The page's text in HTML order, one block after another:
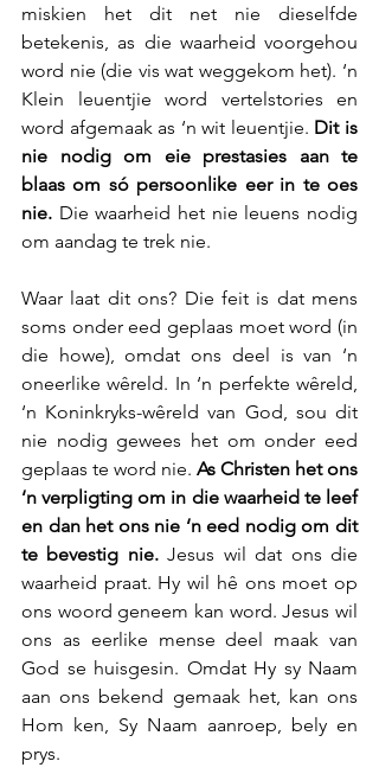
miskien het dit net nie dieselfde
betekenis, as die waarheid voorgehou
word nie (die vis wat weggekom het). ‘n
Klein leuentjie word vertelstories en
word afgemaak as ‘n wit leuentjie. Dit is
nie nodig om eie prestasies aan te
blaas om só persoonlike eer in te oes
nie. Die waarheid het nie leuens nodig
om aandag te trek nie.
Waar laat dit ons? Die feit is dat mens
soms onder eed geplaas moet word (in
die howe), omdat ons deel is van ‘n
oneerlike wêreld. In ‘n perfekte wêreld,
‘n Koninkryks-wêreld van God, sou dit
nie nodig gewees het om onder eed
geplaas te word nie. As Christen het ons
‘n verpligting om in die waarheid te leef
en dan het ons nie ‘n eed nodig om dit
te bevestig nie. Jesus wil dat ons die
waarheid praat. Hy wil hê ons moet op
ons woord geneem kan word. Jesus wil
ons as eerlike mense deel maak van
God se huisgesin. Omdat Hy sy Naam
aan ons bekend gemaak het, kan ons
Hom ken, Sy Naam aanroep, bely en
prys.